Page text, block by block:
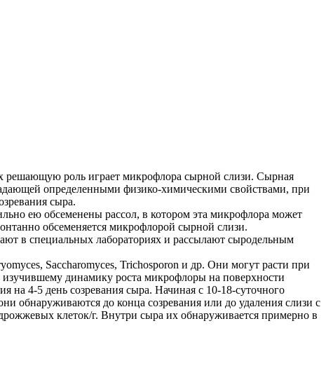
решающую роль играет микрофлора сырной слизи. Сырная
определенными физико-химическими свойствами, при
сыра.
ею обсеменены рассол, в котором эта микрофлора может
обсеменяется микрофлорой сырной слизи.
в специальных лабораториях и рассылают сыродельным
Saccharomyces, Trichosporon и др. Они могут расти при
динамику роста микрофлоры на поверхности
на 4-5 день созревания сыра. Начиная с 10-18-суточного
обнаруживаются до конца созревания или до удаления слизи с
клеток/г. Внутри сыра их обнаруживается примерно в